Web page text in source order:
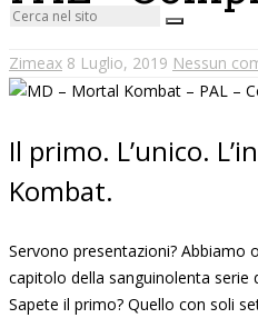
Zimeax 8 Luglio, 2019 Nessun
Il primo. L’unico.
Kombat.
Servono presentazioni? Abbiamo
capitolo della sanguinolenta
Sapete il primo? Quello con soli